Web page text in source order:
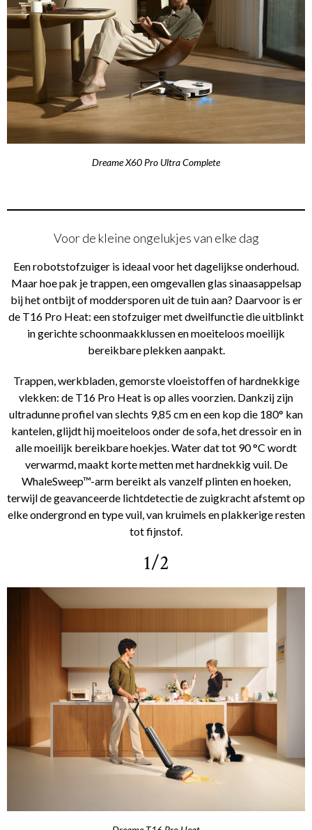
Dreame X60 Pro Ultra Complete
Voor de kleine ongelukjes van elke dag
Een robotstofzuiger is ideaal voor het dagelijkse onderhoud.
Maar hoe pak je trappen, een omgevallen glas sinaasappelsap
bij het ontbijt of moddersporen uit de tuin aan? Daarvoor is er
de T16 Pro Heat: een stofzuiger met dweilfunctie die uitblinkt
in gerichte schoonmaakklussen en moeiteloos moeilijk
bereikbare plekken aanpakt.
Trappen, werkbladen, gemorste vloeistoffen of hardnekkige
vlekken: de T16 Pro Heat is op alles voorzien. Dankzij zijn
ultradunne profiel van slechts 9,85 cm en een kop die 180° kan
kantelen, glijdt hij moeiteloos onder de sofa, het dressoir en in
alle moeilijk bereikbare hoekjes. Water dat tot 90 °C wordt
verwarmd, maakt korte metten met hardnekkig vuil. De
WhaleSweep™-arm bereikt als vanzelf plinten en hoeken,
terwijl de geavanceerde lichtdetectie de zuigkracht afstemt op
elke ondergrond en type vuil, van kruimels en plakkerige resten
tot fijnstof.
1/2